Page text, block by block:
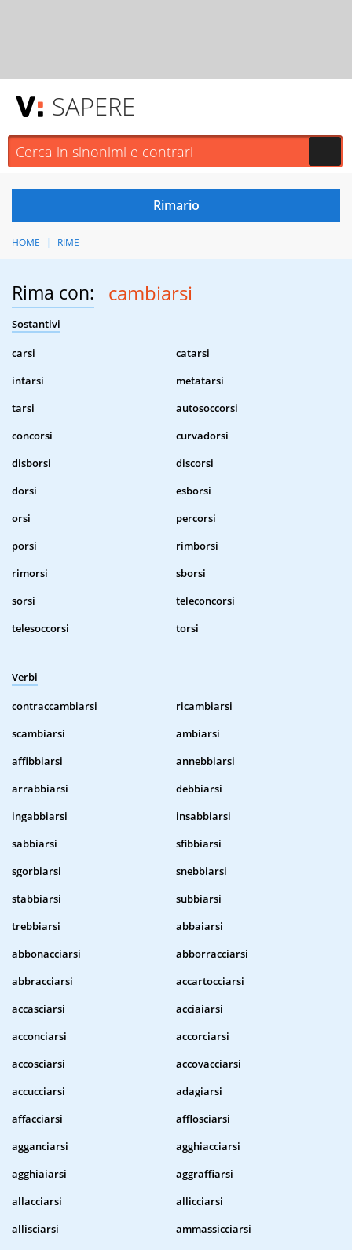
SAPERE
HOME RIME
Rima con: cambiarsi
Sostantivi
carsi
catarsi
intarsi
metatarsi
tarsi
autosoccorsi
concorsi
curvadorsi
disborsi
discorsi
dorsi
esborsi
orsi
percorsi
porsi
rimborsi
rimorsi
sborsi
sorsi
teleconcorsi
telesoccorsi
torsi
Verbi
contraccambiarsi
ricambiarsi
scambiarsi
ambiarsi
affibbiarsi
annebbiarsi
arrabbiarsi
debbiarsi
ingabbiarsi
insabbiarsi
sabbiarsi
sfibbiarsi
sgorbiarsi
snebbiarsi
stabbiarsi
subbiarsi
trebbiarsi
abbaiarsi
abbonacciarsi
abborracciarsi
abbracciarsi
accartocciarsi
accasciarsi
acciaiarsi
acconciarsi
accorciarsi
accosciarsi
accovacciarsi
accucciarsi
adagiarsi
affacciarsi
afflosciarsi
agganciarsi
agghiacciarsi
agghiaiarsi
aggraffiarsi
allacciarsi
allicciarsi
allisciarsi
ammassicciarsi